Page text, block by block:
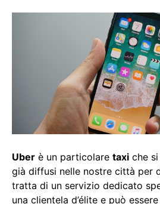
Uber è un particolare taxi che
già diffusi nelle nostre città per
tratta di un servizio dedicato
una clientela d’élite e può